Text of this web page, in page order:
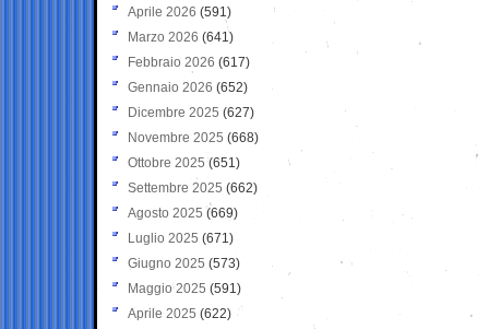
Aprile 2026 (591)
Marzo 2026 (641)
Febbraio 2026 (617)
Gennaio 2026 (652)
Dicembre 2025 (627)
Novembre 2025 (668)
Ottobre 2025 (651)
Settembre 2025 (662)
Agosto 2025 (669)
Luglio 2025 (671)
Giugno 2025 (573)
Maggio 2025 (591)
Aprile 2025 (622)